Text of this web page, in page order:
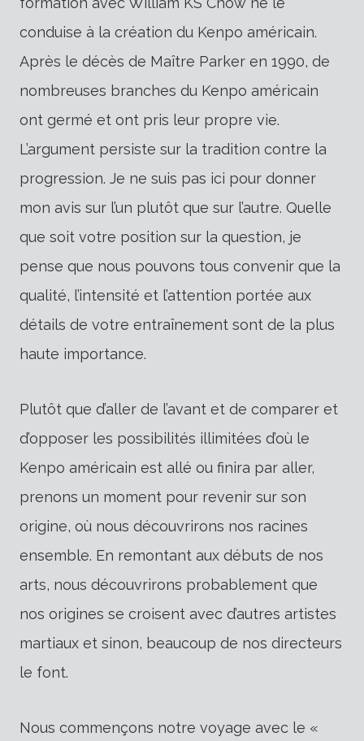
conduise à la création du Kenpo américain.
Après le décès de Maître Parker en 1990, de
nombreuses branches du Kenpo américain
ont germé et ont pris leur propre vie.
L’argument persiste sur la tradition contre la
progression. Je ne suis pas ici pour donner
mon avis sur l’un plutôt que sur l’autre. Quelle
que soit votre position sur la question, je
pense que nous pouvons tous convenir que la
qualité, l’intensité et l’attention portée aux
détails de votre entraînement sont de la plus
haute importance.
Plutôt que d’aller de l’avant et de comparer et
d’opposer les possibilités illimitées d’où le
Kenpo américain est allé ou finira par aller,
prenons un moment pour revenir sur son
origine, où nous découvrirons nos racines
ensemble. En remontant aux débuts de nos
arts, nous découvrirons probablement que
nos origines se croisent avec d’autres artistes
martiaux et sinon, beaucoup de nos directeurs
le font.
Nous commençons notre voyage avec le «